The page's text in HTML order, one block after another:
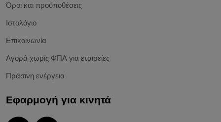
Όροι και προϋποθέσεις
Ιστολόγιο
Επικοινωνία
Αγορά χωρίς ΦΠΑ για εταιρείες
Πράσινη ενέργεια
Εφαρμογή για κινητά